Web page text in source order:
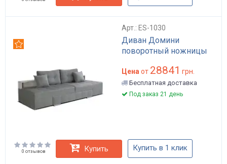
Арт.: ES-1030
Диван Домини
поворотный ножницы
Цена от 28841 грн.
Бесплатная доставка
Под заказ 21 день
0 отзывов Купить Купить в 1 клик